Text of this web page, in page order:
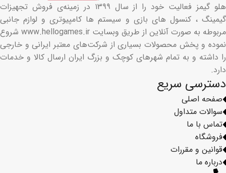
فروشگاه
قوانین و مقررات
درباره ما
دسترسی سریع
صفحه اصلی
سوالات متداول
تماس با ما
هلو گیمز فعالیت خود را از سال ۱۳۹۹ در زمینه‌ی فروش تجهیزات
گیمینگ ، کنسول های بازی و سیستم ها کامپیوتری و لوازم جانبی
مربوطه به صورت آنلاین از طریق وبسایت www.hellogames.ir شروع
نموده و پخش محصولات بسیاری از شرکت‌های معتبر ایرانی و خارجی
را داشته و به تمام شهرهای کوچک و بزرگ ایران ارسال کالا و خدمات
دارد.